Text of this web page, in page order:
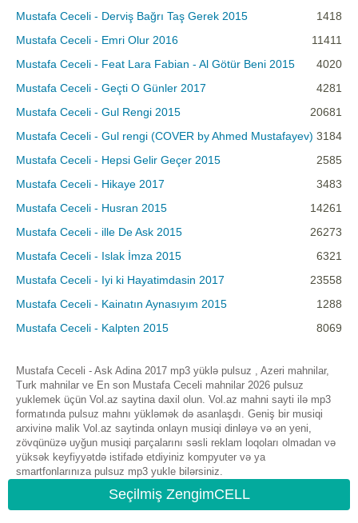
Mustafa Ceceli - Derviş Bağrı Taş Gerek 2015
1418
Mustafa Ceceli - Emri Olur 2016
11411
Mustafa Ceceli - Feat Lara Fabian - Al Götür Beni 2015
4020
Mustafa Ceceli - Geçti O Günler 2017
4281
Mustafa Ceceli - Gul Rengi 2015
20681
Mustafa Ceceli - Gul rengi (COVER by Ahmed Mustafayev) 3184
Mustafa Ceceli - Hepsi Gelir Geçer 2015
2585
Mustafa Ceceli - Hikaye 2017
3483
Mustafa Ceceli - Husran 2015
14261
Mustafa Ceceli - ille De Ask 2015
26273
Mustafa Ceceli - Islak İmza 2015
6321
Mustafa Ceceli - Iyi ki Hayatimdasin 2017
23558
Mustafa Ceceli - Kainatın Aynasıyım 2015
1288
Mustafa Ceceli - Kalpten 2015
8069
Mustafa Ceceli - Ask Adina 2017 mp3 yüklə pulsuz , Azeri mahnilar,
Turk mahnilar ve En son Mustafa Ceceli mahnilar 2026 pulsuz
yuklemek üçün Vol.az saytina daxil olun. Vol.az mahni sayti ilə mp3
formatında pulsuz mahnı yükləmək də asanlaşdı. Geniş bir musiqi
arxivinə malik Vol.az saytinda onlayn musiqi dinləyə və ən yeni,
zövqünüzə uyğun musiqi parçalarını səsli reklam loqoları olmadan və
yüksək keyfiyyətdə istifadə etdiyiniz kompyuter və ya
smartfonlarınıza pulsuz mp3 yukle bilərsiniz.
Seçilmiş ZengimCELL